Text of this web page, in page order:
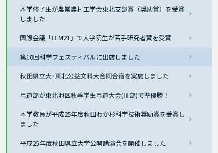
本学修了生が農業農村工学会東北支部賞（奨励賞）を受賞
しました
国際会議「LEM21」で大学院生が若手研究者賞を受賞
第10回科学フェスティバルに出店しました
秋田県立大･東北公益文科大合同合宿を実施しました
弓道部が東北地区秋季学生弓道大会(Ⅲ部)で準優勝！
本学教員が平成25年度秋田わか杉科学技術奨励賞を受賞し
ました
平成25年度秋田県立大学公開講演会を開催しました